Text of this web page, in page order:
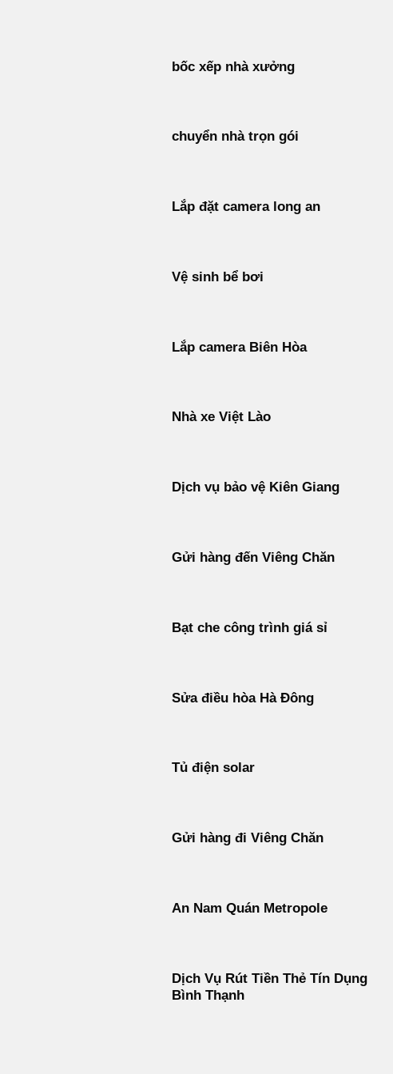
bốc xếp nhà xưởng
chuyển nhà trọn gói
Lắp đặt camera long an
Vệ sinh bể bơi
Lắp camera Biên Hòa
Nhà xe Việt Lào
Dịch vụ bảo vệ Kiên Giang
Gửi hàng đến Viêng Chăn
Bạt che công trình giá sỉ
Sửa điều hòa Hà Đông
Tủ điện solar
Gửi hàng đi Viêng Chăn
An Nam Quán Metropole
Dịch Vụ Rút Tiền Thẻ Tín Dụng
Bình Thạnh